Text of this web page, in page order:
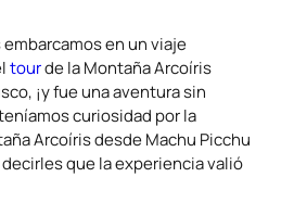
en un viaje
tourde la Montaña Arcoíris
¡y fue una aventura sin
curiosidad por la
Arcoíris desde Machu Picchu
que la experiencia valió